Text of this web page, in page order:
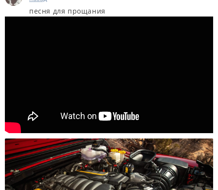
песня для прощания